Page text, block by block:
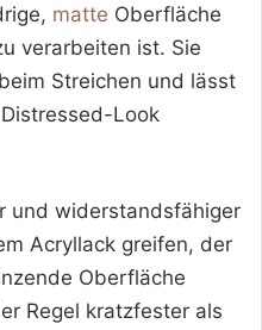
matte Oberfläche
verarbeiten ist. Sie
Streichen und lässt
Look
und widerstandsfähiger
Acryllack greifen, der
Oberfläche
Regel kratzfester als